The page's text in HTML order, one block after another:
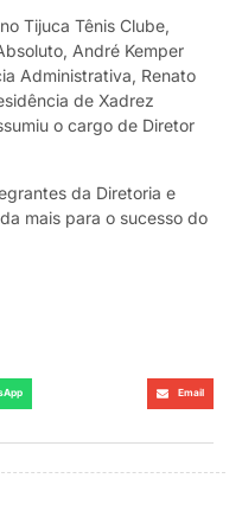
Tijuca Tênis Clube,
André Kemper
Administrativa, Renato
de Xadrez
o cargo de Diretor
da Diretoria e
mais para o sucesso do
Email